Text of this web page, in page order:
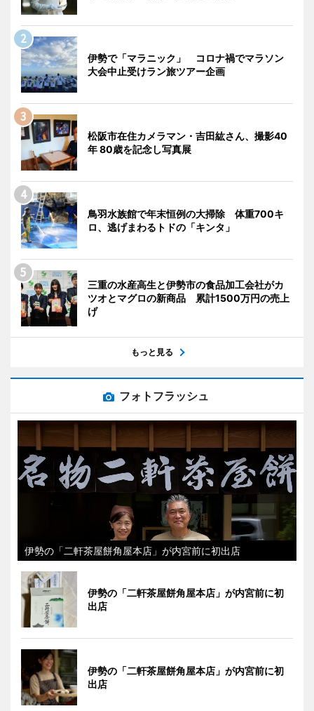
伊勢で「マラニック」 コロナ禍でマラソン
大会中止受けラン旅ツアー企画
松阪市在住カメラマン・吉田紘さん、撮影40
年 80歳を記念し写真展
鳥羽水族館で年末恒例の大掃除 体重700キ
ロ、逃げまわるトドの「キンタ」
三重の水産高生と伊勢市の食品加工会社がカ
ツオとマグロの新商品 累計1500万円の売上
げ
もっと見る
フォトフラッシュ
伊勢の「二軒茶屋餅角屋本店」が内宮前に初出店
伊勢の「二軒茶屋餅角屋本店」が内宮前に初
出店
伊勢の「二軒茶屋餅角屋本店」が内宮前に初
出店